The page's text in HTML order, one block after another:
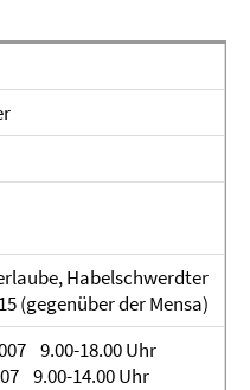
Habelschwerdter
(gegenüber der Mensa)
9.00-18.00 Uhr
9.00-14.00 Uhr